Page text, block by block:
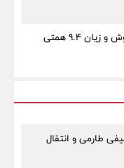
سایپا زیر تیغ اعداد؛ افت ۲۵ درصدی فروش و زیان ۹.۴ همتی
طارمی و انتقال